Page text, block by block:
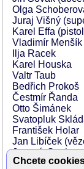
Olga
Juraj Višný
Karel Effa
Vladimír
Ilja Racek
Karel Houska
Valtr Taub
Bedřich Prokoš
Čestmír Řanda
Otto Šimánek
Svatopluk
František Holar
Jan Libíček
Jaromír Spal
Jiří Steimar
Chcete